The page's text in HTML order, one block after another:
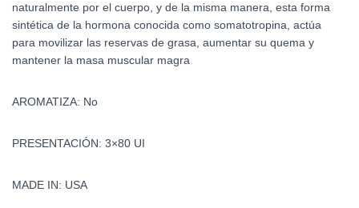
naturalmente por el cuerpo, y de la misma manera, esta forma
sintética de la hormona conocida como somatotropina, actúa
para movilizar las reservas de grasa, aumentar su quema y
mantener la masa muscular magra
AROMATIZA: No
PRESENTACIÓN: 3×80 UI
MADE IN: USA